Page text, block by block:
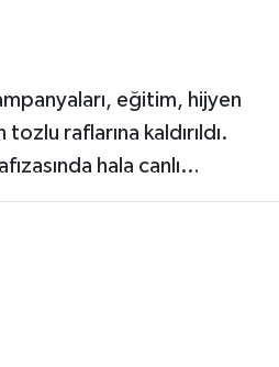
eğitim, hijyen
raflarına kaldırıldı.
hala canlı…